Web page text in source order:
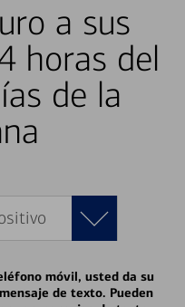
a sus
horas del
de la
móvil, usted da su
de texto. Pueden